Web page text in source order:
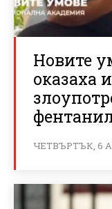
Новите
оказаха
ЧЕТВЪРТЪК, 6